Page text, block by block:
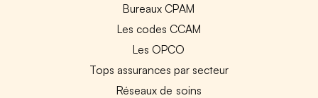
Bureaux CPAM
Les codes CCAM
Les OPCO
Tops assurances par secteur
Réseaux de soins